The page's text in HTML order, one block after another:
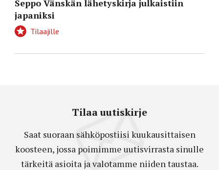
Seppo Vänskän lähetyskirja julkaistiin
japaniksi
Tilaajille
Tilaa uutiskirje
Saat suoraan sähköpostiisi kuukausittaisen
koosteen, jossa poimimme uutisvirrasta sinulle
tärkeitä asioita ja valotamme niiden taustaa.